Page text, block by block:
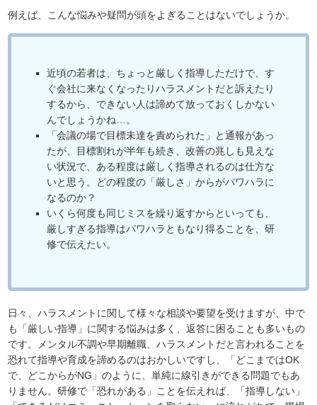
例えば、こんな悩みや疑問が頭をよぎることはないでしょうか。
近頃の若者は、ちょっと厳しく指導しただけで、す
ぐ会社に来なくなったりハラスメントだと訴えたり
するから、できない人は諦めて放っておくしかない
んでしょうかね…。
「会議の場で目標未達を責められた」と通報があっ
たが、目標割れが半年も続き、改善の兆しも見えな
い状況で、ある程度は厳しく指導されるのは仕方な
いと思う。どの程度の「厳しさ」からがパワハラに
なるのか？
いくら何度も同じミスを繰り返すからといっても、
厳しすぎる指導はパワハラともなり得ることを、研
修で伝えたい。
日々、ハラスメントに関して様々な相談や要望を受けますが、中で
も「厳しい指導」に関する悩みは多く、返答に困ることも多いもの
です。メンタル不調や早期離職、ハラスメントだと言われることを
恐れて指導や育成を諦めるのはおかしいですし、「どこまではOK
で、どこからがNG」のように、単純に線引きができる問題でもあ
りません。研修で「恐れがある」ことを伝えれば、「指導しない」